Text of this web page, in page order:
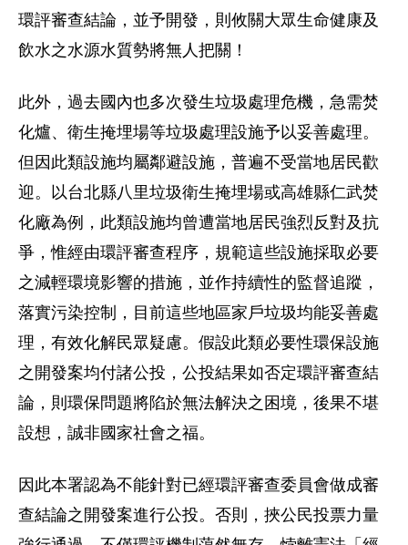
環評審查結論，並予開發，則攸關大眾生命健康及
飲水之水源水質勢將無人把關！
此外，過去國內也多次發生垃圾處理危機，急需焚
化爐、衛生掩埋場等垃圾處理設施予以妥善處理。
但因此類設施均屬鄰避設施，普遍不受當地居民歡
迎。以台北縣八里垃圾衛生掩埋場或高雄縣仁武焚
化廠為例，此類設施均曾遭當地居民強烈反對及抗
爭，惟經由環評審查程序，規範這些設施採取必要
之減輕環境影響的措施，並作持續性的監督追蹤，
落實污染控制，目前這些地區家戶垃圾均能妥善處
理，有效化解民眾疑慮。假設此類必要性環保設施
之開發案均付諸公投，公投結果如否定環評審查結
論，則環保問題將陷於無法解決之困境，後果不堪
設想，誠非國家社會之福。
因此本署認為不能針對已經環評審查委員會做成審
查結論之開發案進行公投。否則，挾公民投票力量